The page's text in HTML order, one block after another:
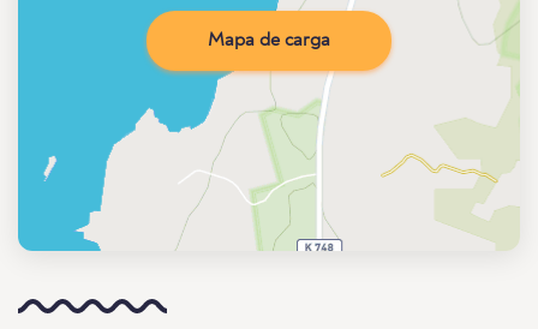
Mapa de carga